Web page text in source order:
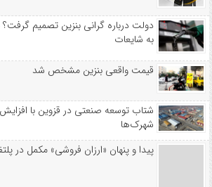
دولت درباره گرانی بنزین تصمیم
به شایعات
قیمت واقعی بنزین مشخص شد
شتاب توسعه صنعتی در قزوین با
شهرک‌ها
پیدا و پنهان «ارزان فروشی» مکمل در